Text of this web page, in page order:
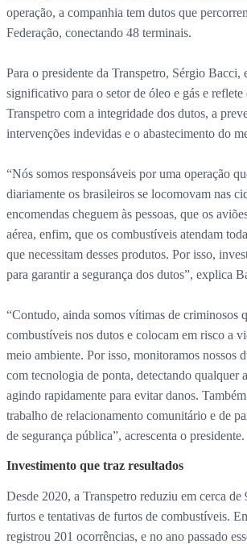
operação, a companhia tem dutos que
Federação, conectando 48 terminais.
Para o presidente da Transpetro, Sérgio Bacci,
significativo para o setor de óleo e gás e reflete
Transpetro com a integridade dos dutos, a
intervenções indevidas e o abastecimento do
“Nós somos responsáveis por uma operação
diariamente os brasileiros se locomovam nas
encomendas cheguem às pessoas, que os
aérea, enfim, que os combustíveis atendam
que necessitam desses produtos. Por isso,
para garantir a segurança dos dutos”, explica
“Contudo, ainda somos vítimas de criminosos
combustíveis nos dutos e colocam em risco a
meio ambiente. Por isso, monitoramos nossos
com tecnologia de ponta, detectando qualquer
agindo rapidamente para evitar danos.
trabalho de relacionamento comunitário e de
de segurança pública”, acrescenta o presidente.
Investimento que traz resultados
Desde 2020, a Transpetro reduziu em cerca de
furtos e tentativas de furtos de combustíveis.
registrou 201 ocorrências, e no ano passado